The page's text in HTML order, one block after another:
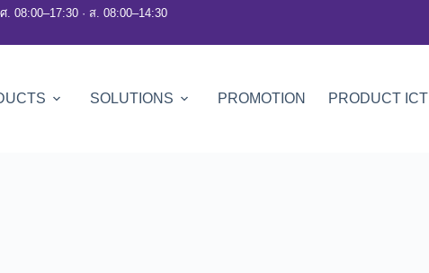
. 08:00–17:30 · ส. 08:00–14:30
SOLUTIONS PROMOTION PRODUCT ICT